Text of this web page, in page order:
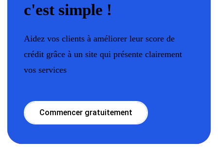
c'est simple !
Aidez vos clients à améliorer leur score de
crédit grâce à un site qui présente clairement
vos services
Commencer gratuitement